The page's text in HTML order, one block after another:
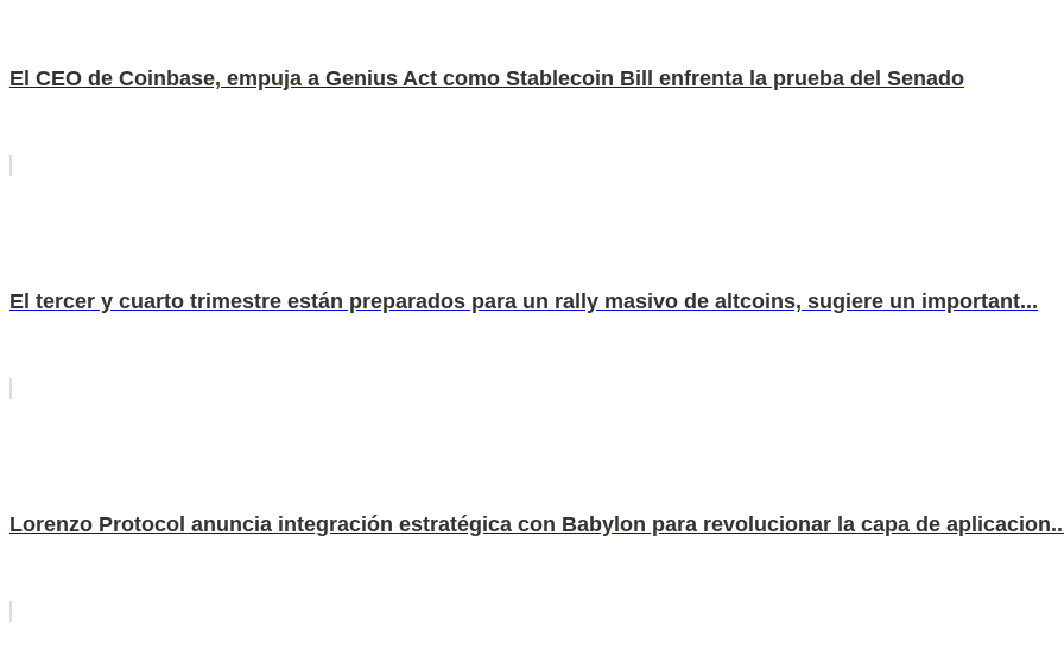
El CEO de Coinbase, empuja a Genius Act como Stablecoin Bill enfrenta la prueba del Senado
El tercer y cuarto trimestre están preparados para un rally masivo de altcoins, sugiere un important...
Lorenzo Protocol anuncia integración estratégica con Babylon para revolucionar la capa de